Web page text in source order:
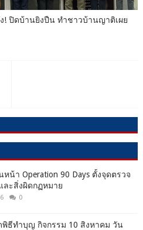
ปิดบ้านยิงปืน ทำชาวบ้านญาติเผย
หน้า Operation 90 Days ตั้งจุดตรวจ
ละสิ่งผิดกฏหมาย
0
พิธีทำบุญ กิจกรรม 10 สิงหาคม วัน